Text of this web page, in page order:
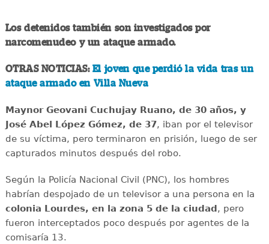
Los detenidos también son investigados por
narcomenudeo y un ataque armado.
OTRAS NOTICIAS: El joven que perdió la vida tras un
ataque armado en Villa Nueva
Maynor Geovani Cuchujay Ruano, de 30 años, y
José Abel López Gómez, de 37, iban por el televisor
de su víctima, pero terminaron en prisión, luego de ser
capturados minutos después del robo.
Según la Policía Nacional Civil (PNC), los hombres
habrían despojado de un televisor a una persona en la
colonia Lourdes, en la zona 5 de la ciudad , pero
fueron interceptados poco después por agentes de la
comisaría 13.